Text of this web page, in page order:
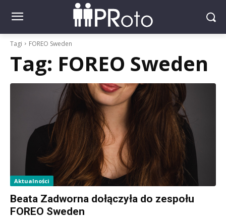
Tagi FOREO Sweden
Tag: FOREO Sweden
Aktualności
Beata Zadworna dołączyła do zespołu
FOREO Sweden